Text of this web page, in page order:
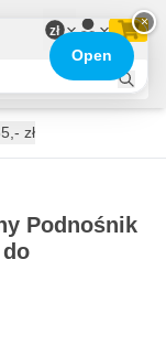
zł
jutro
zł
Podnośnik
×
Open